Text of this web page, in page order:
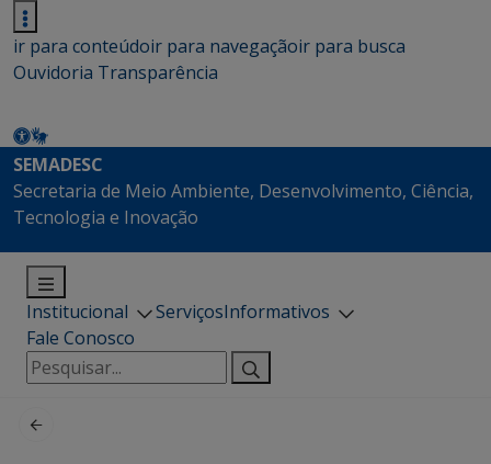
ir para conteúdoir para navegaçãoir para busca
Ouvidoria Transparência
SEMADESC
Secretaria de Meio Ambiente, Desenvolvimento, Ciência,
Tecnologia e Inovação
Institucional ServiçosInformativos
Fale Conosco
Pesquisar
por: